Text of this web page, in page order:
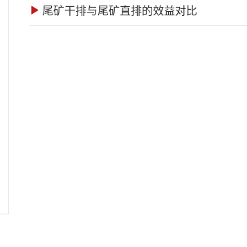
尾矿干排与尾矿直排的效益对比